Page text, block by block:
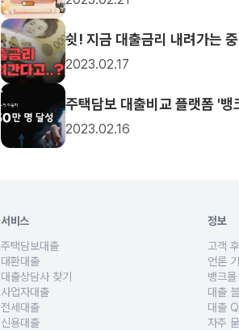
쉿! 지금 대출금리 내려가는
2023.02.17
주택담보 대출비교 플랫폼 '
2023.02.16
서비스
주택담보대출
아파트구입자금, 생활자금, 세입자퇴거자금, 추가대출
대환대출
기존의 주담대 고금리 대출상품을 저금리 갈아타기를
대출상담사 찾기
사회초년생, 신혼부부, 생애최초, 다주택자 등 고객 유
사업자대출
개인사업자의 운영자금, 사업확장, 시설투자, 후순위
전세대출
무주택자, 사회초년생, 신혼부부 등 입주 상황별 전세
신용대출
정보
고객 후
주택
언론
뱅크
뱅크
부동
대출
아파
대출
실제
자주